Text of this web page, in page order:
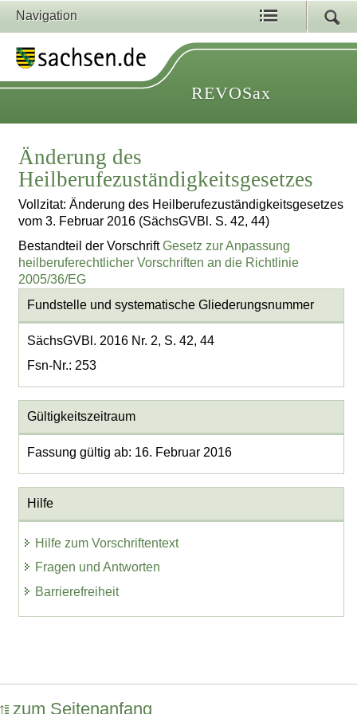
Navigation
REVOSax
Änderung des
Heilberufezuständigkeitsgesetzes
Vollzitat: Änderung des Heilberufezuständigkeitsgesetzes
vom 3. Februar 2016 (SächsGVBl. S. 42, 44)
Bestandteil der VorschriftGesetz zur Anpassung
heilberuferechtlicher Vorschriften an die Richtlinie
2005/36/EG
Fundstelle und systematische Gliederungsnummer
SächsGVBl. 2016 Nr. 2, S. 42, 44
Fsn-Nr.: 253
Gültigkeitszeitraum
Fassung gültig ab: 16. Februar 2016
Hilfe
Hilfe zum Vorschriftentext
Fragen und Antworten
Barrierefreiheit
zum Seitenanfang